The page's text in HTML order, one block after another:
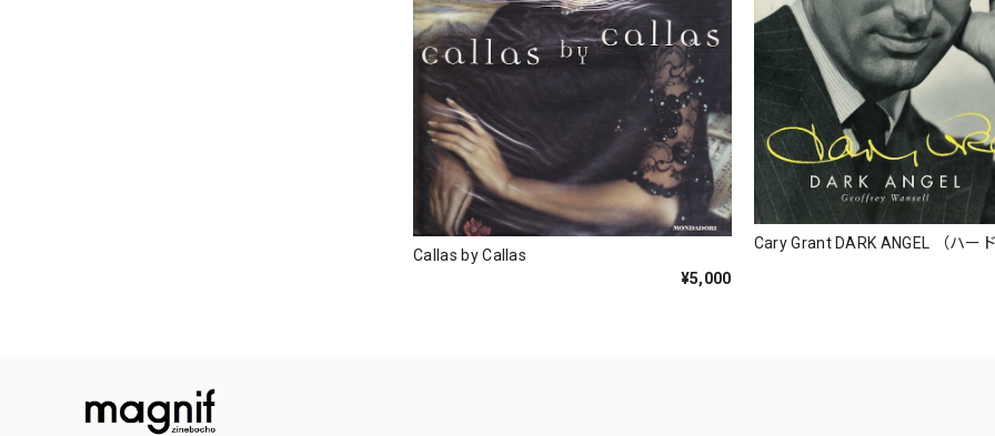
Callas by Callas
¥5,000
Cary Grant DARK ANGEL （ハー